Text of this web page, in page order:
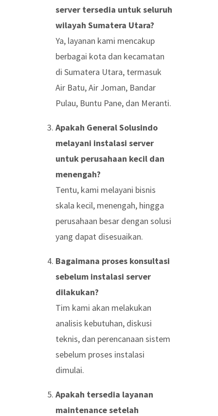
server tersedia untuk seluruh
wilayah Sumatera Utara?
Ya, layanan kami mencakup
berbagai kota dan kecamatan
di Sumatera Utara, termasuk
Air Batu, Air Joman, Bandar
Pulau, Buntu Pane, dan Meranti.
Apakah General Solusindo
melayani instalasi server
untuk perusahaan kecil dan
menengah?
Tentu, kami melayani bisnis
skala kecil, menengah, hingga
perusahaan besar dengan solusi
yang dapat disesuaikan.
Bagaimana proses konsultasi
sebelum instalasi server
dilakukan?
Tim kami akan melakukan
analisis kebutuhan, diskusi
teknis, dan perencanaan sistem
sebelum proses instalasi
dimulai.
Apakah tersedia layanan
maintenance setelah